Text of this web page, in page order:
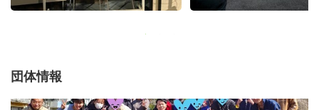
団体情報